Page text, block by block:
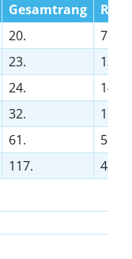
Gesamtrang
20.
7.
23.
13.
24.
14.
32.
11.
61.
5.
117. 48.